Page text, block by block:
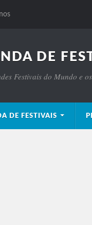
DE
Festivais do Mundo e
DE FESTIVAIS